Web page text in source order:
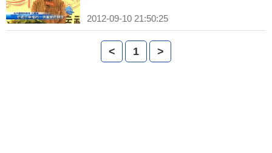
2012-09-10 21:50:25
< 1 >